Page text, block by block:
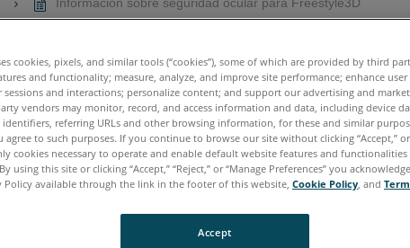
Información sobre seguridad ocular para Freestyle3D
ocular para Freestyle3D
cookies, pixels, and similar tools (“cookies”), some of which are provided by third
and functionality; measure, analyze, and improve site performance; enhance user
sessions and interactions; personalize content; and support our advertising and
vendors may monitor, record, and access information and data, including device
referring URLs and other browsing information, for these and similar
agree to such purposes. If you continue to browse our site without clicking “Accept,”
cookies necessary to operate and enable default website features and
using this site or clicking “Accept,” “Reject,” or “Manage Preferences” you
Policy available through the link in the footer of this website, Cookie Policy, and
Accept